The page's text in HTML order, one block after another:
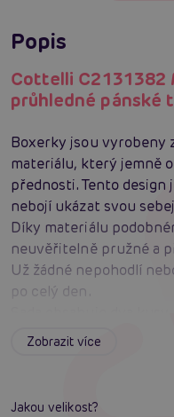
Popis
Cottelli C2131382
průhledné pánské
Boxerky jsou vyrobeny
materiálu, který jemně
přednosti. Tento design
nebojí ukázat svou
Díky materiálu
neuvěřitelně pružné a
Už žádné nepohodlí
po celý den.
vždy po ruce náhradní
životnost a odolnost.
Zobrazit více
Jakou velikost?